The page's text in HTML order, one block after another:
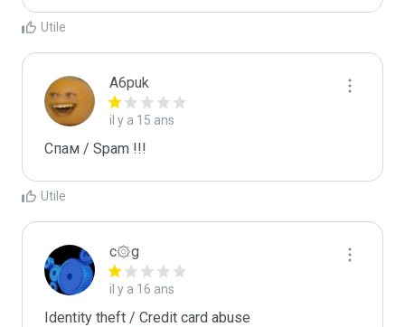
Utile
A6puk
il y a 15 ans
Спам / Spam !!!
Utile
c۞g
il y a 16 ans
Identity theft / Credit card abuse